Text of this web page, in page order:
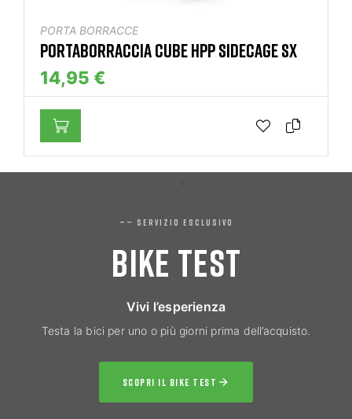
PORTA BORRACCE
PORTABORRACCIA CUBE HPP SIDECAGE SX
14,95 €
—— SERVIZIO ESCLUSIVO
BIKE TEST
Vivi l’esperienza
Testa la bici per uno o più giorni prima dell’acquisto.
SCOPRI IL BIKE TEST